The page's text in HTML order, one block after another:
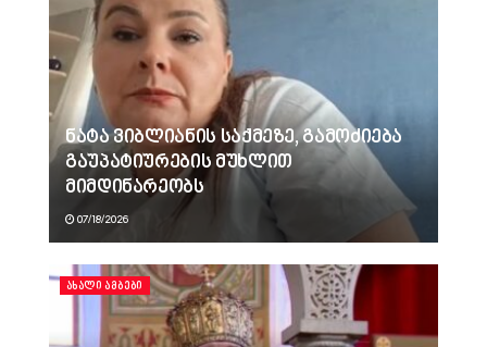
ნატა ვიბლიანის საქმეზე, გამოძიება
გაუპატიურების მუხლით
მიმდინარეობს
07/18/2026
ᲐᲮᲐᲚᲘ ᲐᲛᲑᲔᲑᲘ